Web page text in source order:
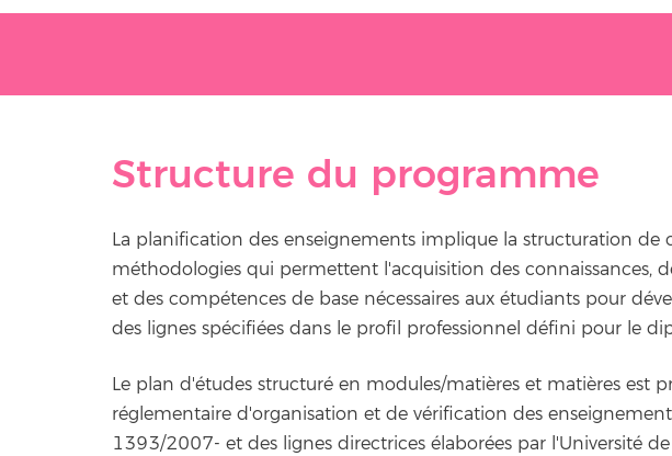
Structure du programme
La planification des enseignements implique la structuration de
méthodologies qui permettent l'acquisition des connaissances,
et des compétences de base nécessaires aux étudiants pour
des lignes spécifiées dans le profil professionnel défini pour le
Le plan d'études structuré en modules/matières et matières est
réglementaire d'organisation et de vérification des
1393/2007- et des lignes directrices élaborées par l'Université de